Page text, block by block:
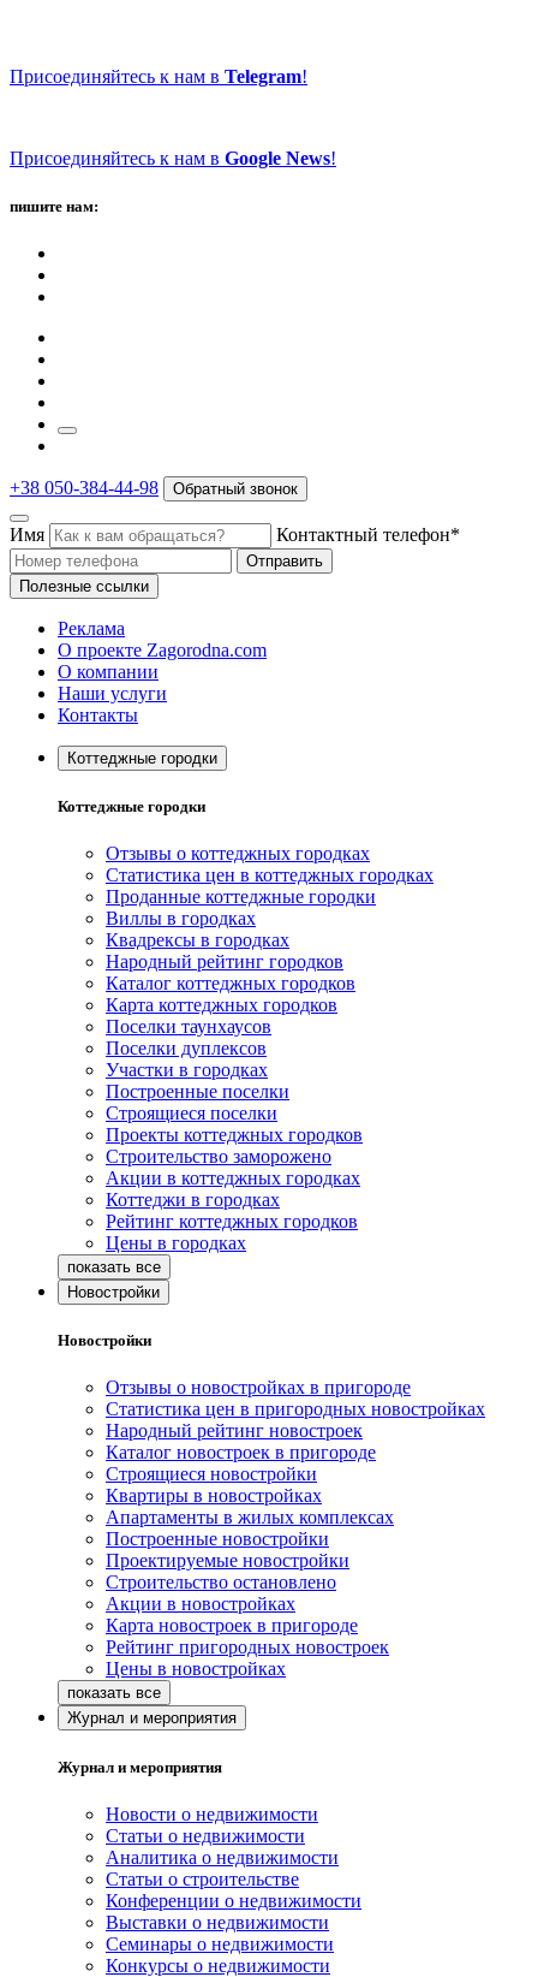
Присоединяйтесь к нам в Telegram!
Присоединяйтесь к нам в Google News!
пишите нам:
+38 050-384-44-98 Обратный звонок
Имя Контактный телефон*
Отправить
Полезные ссылки
Реклама
О проекте Zagorodna.com
О компании
Наши услуги
Контакты
Коттеджные городки
Коттеджные городки
Отзывы о коттеджных городках
Статистика цен в коттеджных городках
Проданные коттеджные городки
Виллы в городках
Квадрексы в городках
Народный рейтинг городков
Каталог коттеджных городков
Карта коттеджных городков
Поселки таунхаусов
Поселки дуплексов
Участки в городках
Построенные поселки
Строящиеся поселки
Проекты коттеджных городков
Строительство заморожено
Акции в коттеджных городках
Коттеджи в городках
Рейтинг коттеджных городков
Цены в городках
Новостройки
Новостройки
Отзывы о новостройках в пригороде
Статистика цен в пригородных новостройках
Народный рейтинг новостроек
Каталог новостроек в пригороде
Строящиеся новостройки
Квартиры в новостройках
Апартаменты в жилых комплексах
Построенные новостройки
Проектируемые новостройки
Строительство остановлено
Акции в новостройках
Карта новостроек в пригороде
Рейтинг пригородных новостроек
Цены в новостройках
Журнал и мероприятия
Журнал и мероприятия
Новости о недвижимости
Статьи о недвижимости
Аналитика о недвижимости
Статьи о строительстве
Конференции о недвижимости
Выставки о недвижимости
Семинары о недвижимости
Конкурсы о недвижимости